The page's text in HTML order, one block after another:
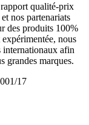
qualité-prix
nos partenariats
des produits 100%
nous
internationaux afin
grandes marques.
17